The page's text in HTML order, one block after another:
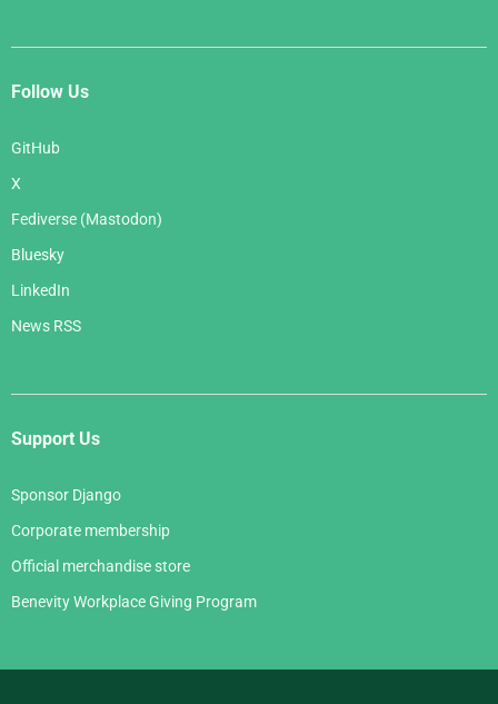
Follow Us
GitHub
X
Fediverse (Mastodon)
Bluesky
LinkedIn
News RSS
Support Us
Sponsor Django
Corporate membership
Official merchandise store
Benevity Workplace Giving Program